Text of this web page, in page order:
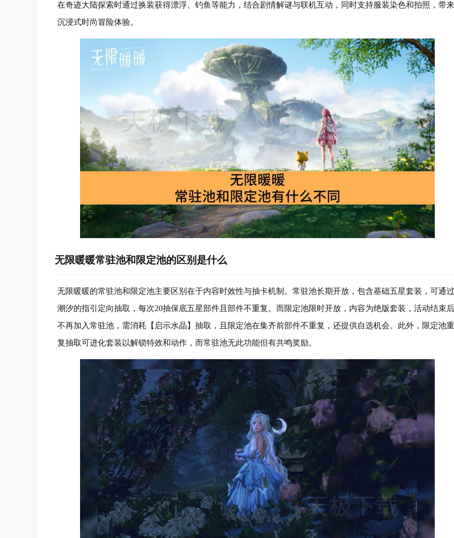
在奇迹大陆探索时通过换装获得漂浮、钓鱼等能力，结合剧情解谜与联机互动，同时支持服装染色和拍照，带来
沉浸式时尚冒险体验。
无限暖暖常驻池和限定池的区别是什么
无限暖暖的常驻池和限定池主要区别在于内容时效性与抽卡机制。常驻池长期开放，包含基础五星套装，可通过
潮汐的指引定向抽取，每次20抽保底五星部件且部件不重复。而限定池限时开放，内容为绝版套装，活动结束后
不再加入常驻池，需消耗【启示水晶】抽取，且限定池在集齐前部件不重复，还提供自选机会。此外，限定池重
复抽取可进化套装以解锁特效和动作，而常驻池无此功能但有共鸣奖励。